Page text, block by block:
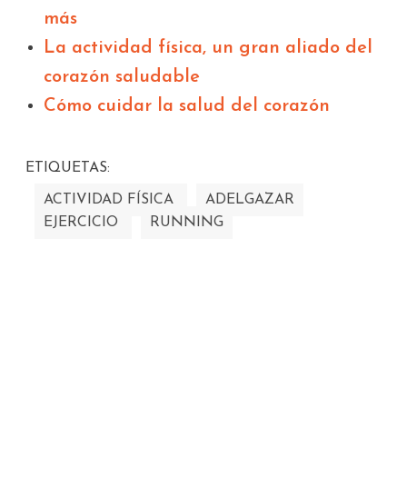
más
La actividad física, un gran aliado del
corazón saludable
Cómo cuidar la salud del corazón
ETIQUETAS:
ACTIVIDAD FÍSICA
ADELGAZAR
EJERCICIO
RUNNING